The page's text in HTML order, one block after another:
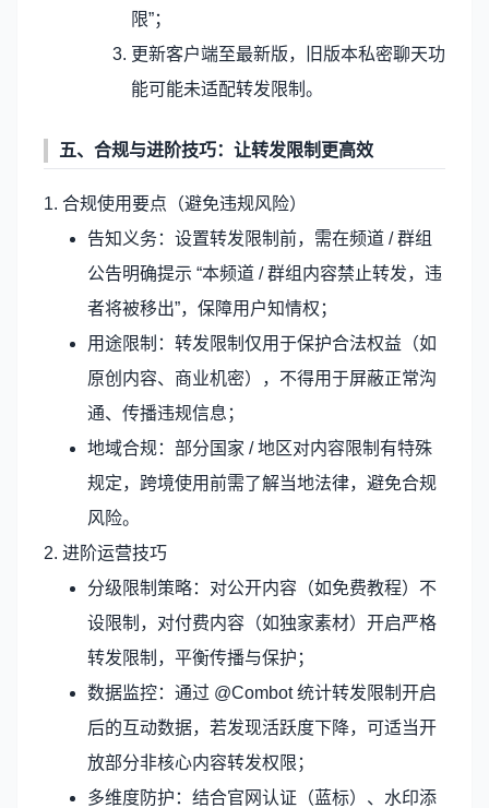
限”；
更新客户端至最新版，旧版本私密聊天功
能可能未适配转发限制。
五、合规与进阶技巧：让转发限制更高效
1. 合规使用要点（避免违规风险）
告知义务：设置转发限制前，需在频道 / 群组
公告明确提示 “本频道 / 群组内容禁止转发，违
者将被移出”，保障用户知情权；
用途限制：转发限制仅用于保护合法权益（如
原创内容、商业机密），不得用于屏蔽正常沟
通、传播违规信息；
地域合规：部分国家 / 地区对内容限制有特殊
规定，跨境使用前需了解当地法律，避免合规
风险。
2. 进阶运营技巧
分级限制策略：对公开内容（如免费教程）不
设限制，对付费内容（如独家素材）开启严格
转发限制，平衡传播与保护；
数据监控：通过 @Combot 统计转发限制开启
后的互动数据，若发现活跃度下降，可适当开
放部分非核心内容转发权限；
多维度防护：结合官网认证（蓝标）、水印添